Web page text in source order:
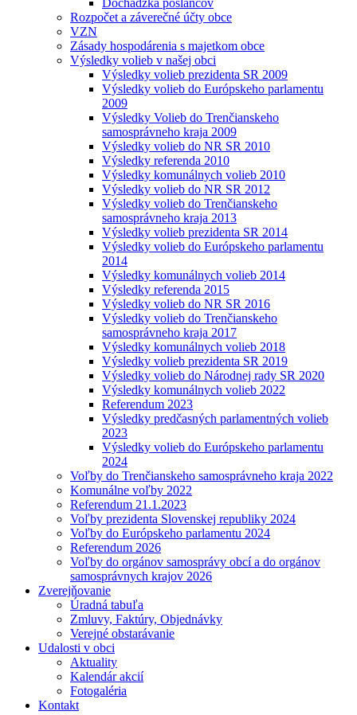
Dochádzka poslancov
Rozpočet a záverečné účty obce
VZN
Zásady hospodárenia s majetkom obce
Výsledky volieb v našej obci
Výsledky volieb prezidenta SR 2009
Výsledky volieb do Európskeho parlamentu
2009
Výsledky Volieb do Trenčianskeho
samosprávneho kraja 2009
Výsledky volieb do NR SR 2010
Výsledky referenda 2010
Výsledky komunálnych volieb 2010
Výsledky volieb do NR SR 2012
Výsledky volieb do Trenčianskeho
samosprávneho kraja 2013
Výsledky volieb prezidenta SR 2014
Výsledky volieb do Európskeho parlamentu
2014
Výsledky komunálnych volieb 2014
Výsledky referenda 2015
Výsledky volieb do NR SR 2016
Výsledky volieb do Trenčianskeho
samosprávneho kraja 2017
Výsledky komunálnych volieb 2018
Výsledky volieb prezidenta SR 2019
Výsledky volieb do Národnej rady SR 2020
Výsledky komunálnych volieb 2022
Referendum 2023
Výsledky predčasných parlamentných volieb
2023
Výsledky volieb do Európskeho parlamentu
2024
Voľby do Trenčianskeho samosprávneho kraja 2022
Komunálne voľby 2022
Referendum 21.1.2023
Voľby prezidenta Slovenskej republiky 2024
Voľby do Európskeho parlamentu 2024
Referendum 2026
Voľby do orgánov samosprávy obcí a do orgánov
samosprávnych krajov 2026
Zverejňovanie
Úradná tabuľa
Zmluvy, Faktúry, Objednávky
Verejné obstarávanie
Udalosti v obci
Aktuality
Kalendár akcií
Fotogaléria
Kontakt